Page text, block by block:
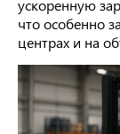
ускоренную
что особенно
центрах и на